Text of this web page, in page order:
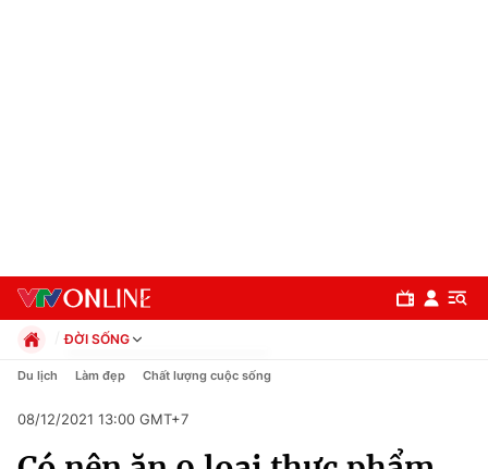
Chuyên mục
ĐỜI SỐNG
Chính trị
Pháp luật
Kinh tế
Du lịch Làm đẹp Chất lượng cuộc sống
08/12/2021 13:00 GMT+7